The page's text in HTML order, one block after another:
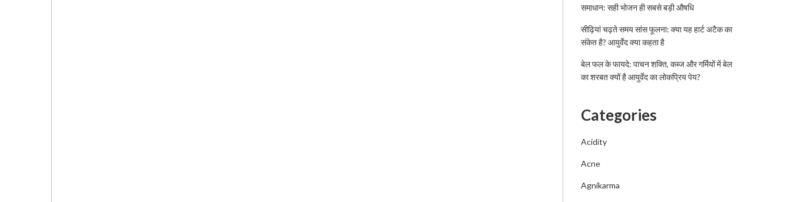
समाधान: सही भोजन ही सबसे बड़ी औषधि
सीढ़ियां चढ़ते समय सांस फूलना: क्या यह हार्ट अटैक का
संकेत है? आयुर्वेद क्या कहता है
बेल फल के फायदे: पाचन शक्ति, कब्ज और गर्मियों में बेल
का शरबत क्यों है आयुर्वेद का लोकप्रिय पेय?
Categories
Acidity
Acne
Agnikarma